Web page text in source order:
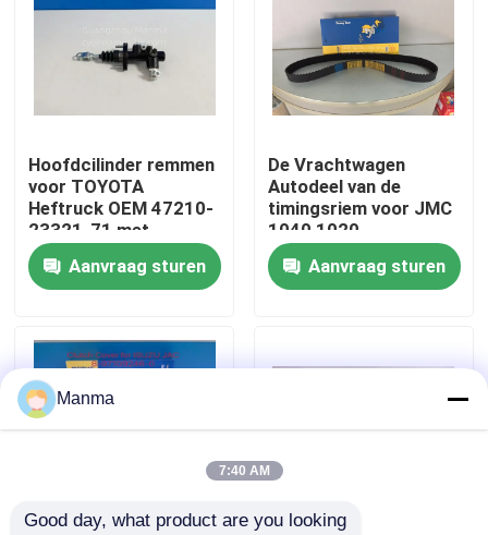
Ongeveer ons
Kwaliteitscontrole
Contacteer ons
Vrachtwagen Autodeel
Isuzu Engine Parts
Hoofdcilinder remmen
voor TOYOTA
Heftruck OEM 47210-
23321-71 met
Eenvoudige Installatie
Aanvraag sturen
De Vrachtwagen
Autodeel van de
timingsriem voor JMC
1040 1020
DOORGANG 493
1006060TARB1
Aanvraag sturen
Manma
7:40 AM
Good day, what product are you looking